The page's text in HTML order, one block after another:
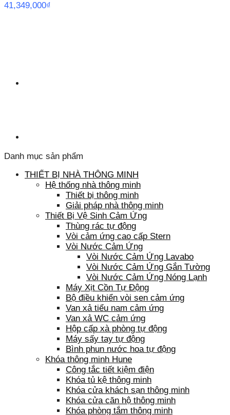
41,349,000₫
Danh mục sản phẩm
THIẾT BỊ NHÀ THÔNG MINH
Hệ thống nhà thông minh
Thiết bị thông minh
Giải pháp nhà thông minh
Thiết Bị Vệ Sinh Cảm Ứng
Thùng rác tự động
Vòi cảm ứng cao cấp Stern
Vòi Nước Cảm Ứng
Vòi Nước Cảm Ứng Lavabo
Vòi Nước Cảm Ứng Gắn Tường
Vòi Nước Cảm Ứng Nóng Lạnh
Máy Xịt Cồn Tự Động
Bộ điều khiển vòi sen cảm ứng
Van xả tiểu nam cảm ứng
Van xả WC cảm ứng
Hộp cấp xà phòng tự động
Máy sấy tay tự động
Bình phun nước hoa tự động
Khóa thông minh Hune
Công tắc tiết kiệm điện
Khóa tủ kệ thông minh
Khóa cửa khách sạn thông minh
Khóa cửa căn hộ thông minh
Khóa phòng tắm thông minh